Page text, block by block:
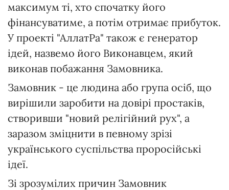
максимум ті, хто спочатку його
фінансуватиме, а потім отримає прибуток.
У проекті "АллатРа" також є генератор
ідей, назвемо його Виконавцем, який
виконав побажання Замовника.
Замовник - це людина або група осіб, що
вирішили заробити на довірі простаків,
створивши "новий релігійний рух", а
заразом зміцнити в певному зрізі
українського суспільства проросійські
ідеї.
Зі зрозумілих причин Замовник